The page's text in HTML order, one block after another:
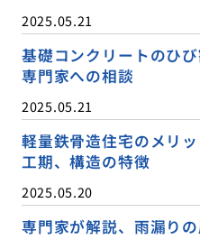
2025.05.21
基礎コンクリートのひ
専門家への相談
2025.05.21
軽量鉄骨造住宅のメリ
工期、構造の特徴
2025.05.20
専門家が解説、雨漏り